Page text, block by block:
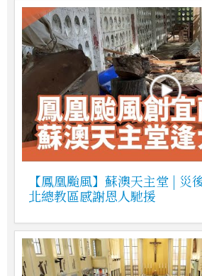
【鳳凰颱風】蘇澳天主堂 | 災
北總教區感謝恩人馳援